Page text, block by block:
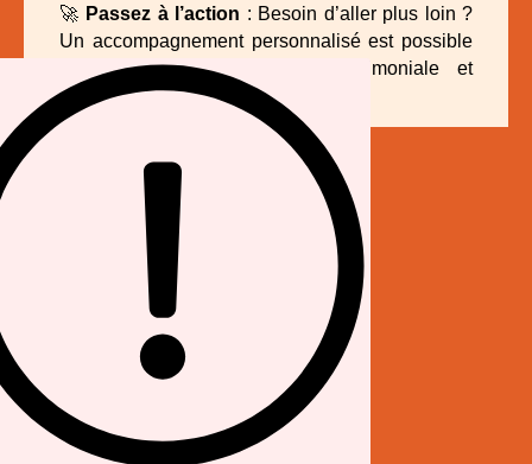
🚀 Passez à l’action : Besoin d’aller plus loin ?
Un accompagnement personnalisé est possible
pour définir votre stratégie patrimoniale et
optimiser vos placements.